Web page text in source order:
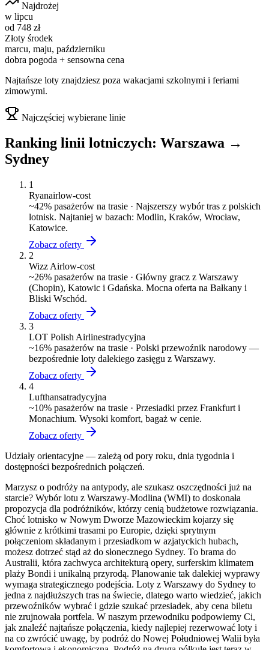
Najdrożej
w lipcu
od 748 zł
Złoty środek
marcu, maju, październiku
dobra pogoda + sensowna cena
Najtańsze loty znajdziesz poza wakacjami szkolnymi i feriami
zimowymi.
Najczęściej wybierane linie
Ranking linii lotniczych: Warszawa →
Sydney
1
Ryanairlow-cost
~42% pasażerów na trasie · Najszerszy wybór tras z polskich
lotnisk. Najtaniej w bazach: Modlin, Kraków, Wrocław,
Katowice.
Zobacz oferty
2
Wizz Airlow-cost
~26% pasażerów na trasie · Główny gracz z Warszawy
(Chopin), Katowic i Gdańska. Mocna oferta na Bałkany i
Bliski Wschód.
Zobacz oferty
3
LOT Polish Airlinestradycyjna
~16% pasażerów na trasie · Polski przewoźnik narodowy —
bezpośrednie loty dalekiego zasięgu z Warszawy.
Zobacz oferty
4
Lufthansatradycyjna
~10% pasażerów na trasie · Przesiadki przez Frankfurt i
Monachium. Wysoki komfort, bagaż w cenie.
Zobacz oferty
Udziały orientacyjne — zależą od pory roku, dnia tygodnia i
dostępności bezpośrednich połączeń.
Marzysz o podróży na antypody, ale szukasz oszczędności już na
starcie? Wybór lotu z Warszawy-Modlina (WMI) to doskonała
propozycja dla podróżników, którzy cenią budżetowe rozwiązania.
Choć lotnisko w Nowym Dworze Mazowieckim kojarzy się
głównie z krótkimi trasami po Europie, dzięki sprytnym
połączeniom składanym i przesiadkom w azjatyckich hubach,
możesz dotrzeć stąd aż do słonecznego Sydney. To brama do
Australii, która zachwyca architekturą opery, surferskim klimatem
plaży Bondi i unikalną przyrodą. Planowanie tak dalekiej wyprawy
wymaga strategicznego podejścia. Loty z Warszawy do Sydney to
jedna z najdłuższych tras na świecie, dlatego warto wiedzieć, jakich
przewoźników wybrać i gdzie szukać przesiadek, aby cena biletu
nie zrujnowała portfela. W naszym przewodniku podpowiemy Ci,
jak znaleźć najtańsze połączenia, kiedy najlepiej rezerwować loty i
na co zwrócić uwagę, by podróż do Nowej Południowej Walii była